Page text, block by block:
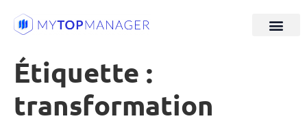
Étiquette :
transformation